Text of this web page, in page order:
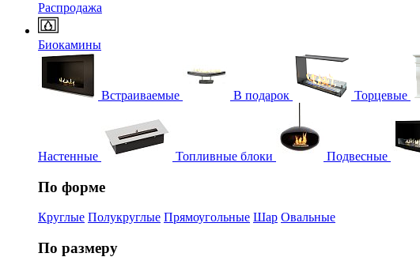
Распродажа
Биокамины
Встраиваемые В подарок Торцевые
Настенные Топливные блоки Подвесные
По форме
Круглые Полукруглые Прямоугольные Шар Овальные
По размеру